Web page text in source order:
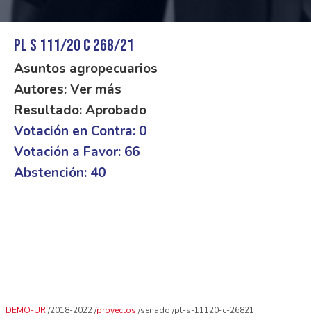
PL S 111/20 C 268/21
Asuntos agropecuarios
Autores: Ver más
Resultado: Aprobado
Votación en Contra: 0
Votación a Favor: 66
Abstención: 40
DEMO-UR 2018-2022 proyectos senado pl-s-11120-c-26821